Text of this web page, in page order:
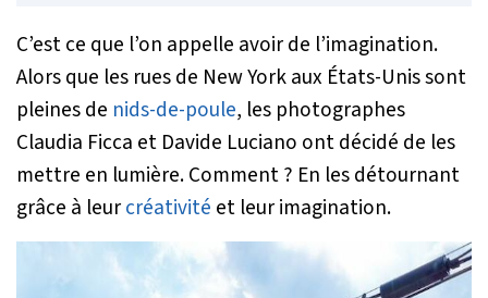
C’est ce que l’on appelle avoir de l’imagination.
Alors que les rues de New York aux États-Unis sont
pleines de nids-de-poule, les photographes
Claudia Ficca et Davide Luciano ont décidé de les
mettre en lumière. Comment ? En les détournant
grâce à leurcréativité et leur imagination.